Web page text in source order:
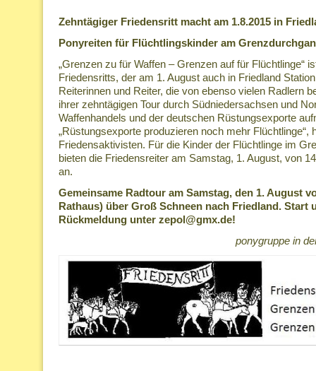
Zehntägiger Friedensritt macht am 1.8.2015 in
Ponyreiten für Flüchtlingskinder am
„Grenzen zu für Waffen – Grenzen auf für Flüchtlinge“
Friedensritts, der am 1. August auch in Friedland
Reiterinnen und Reiter, die von ebenso vielen Radlern
ihrer zehntägigen Tour durch Südniedersachsen und
Waffenhandels und der deutschen Rüstungsexporte
„Rüstungsexporte produzieren noch mehr Flüchtlinge“,
Friedensaktivisten. Für die Kinder der Flüchtlinge im
bieten die Friedensreiter am Samstag, 1. August, von
an.
Gemeinsame Radtour am Samstag, den 1. August
Rathaus) über Groß Schneen nach Friedland. Start
Rückmeldung unter zepol@gmx.de!
ponygruppe in